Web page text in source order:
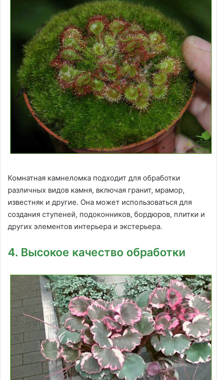
Комнатная камнеломка подходит для обработки
различных видов камня, включая гранит, мрамор,
известняк и другие. Она может использоваться для
создания ступеней, подоконников, бордюров, плитки и
других элементов интерьера и экстерьера.
4. Высокое качество обработки